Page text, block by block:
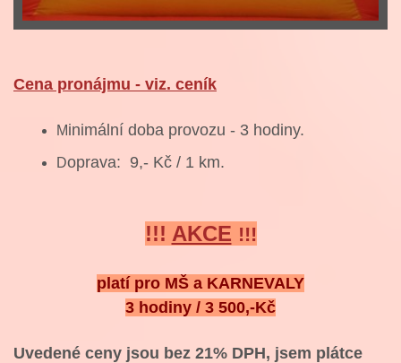
Cena pronájmu - viz. ceník
Minimální doba provozu - 3 hodiny.
Doprava: 9,- Kč / 1 km.
!!! AKCE !!!
platí pro MŠ a KARNEVALY
3 hodiny / 3 500,-Kč
Uvedené ceny jsou bez 21% DPH, jsem plátce